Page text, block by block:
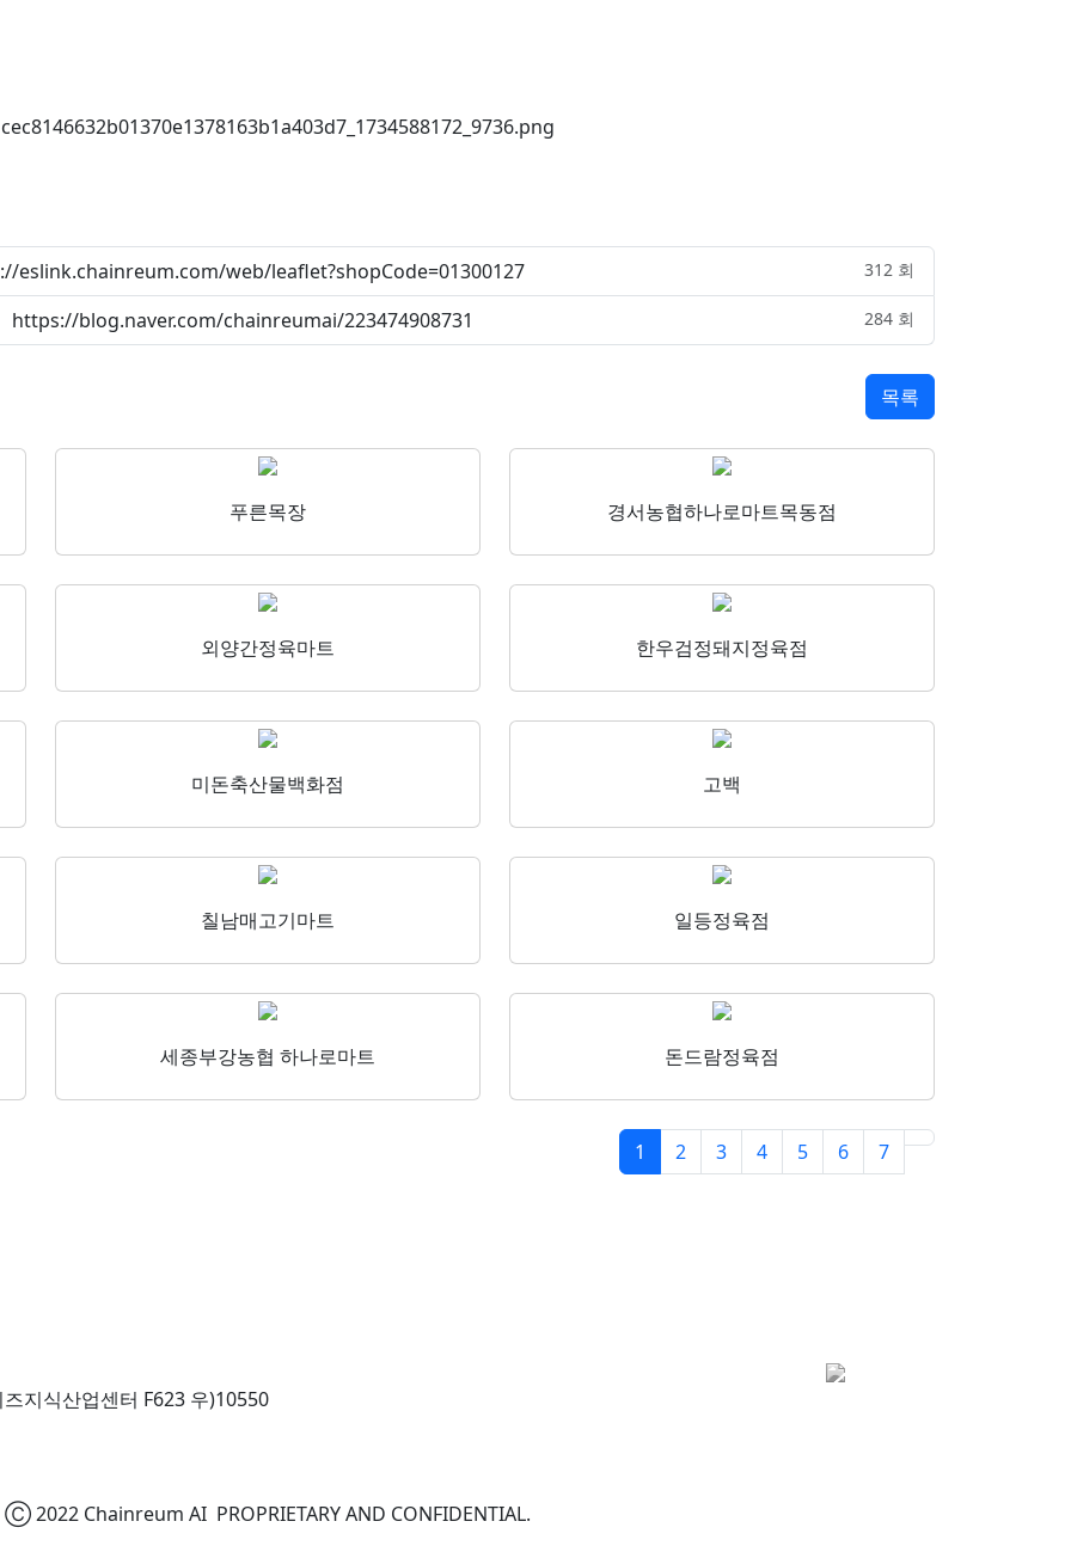
eslink.chainreum.com/web/leaflet?shopCode=01300127 312 회
https://blog.naver.com/chainreumai/223474908731 284 회
목록
푸른목장 경서농협하나로마트목동점
외양간정육마트 한우검정돼지정육점
미돈축산물백화점 고백
칠남매고기마트 일등정육점
세종부강농협 하나로마트 돈드람정육점
1 2 3 4 5 6 7
지식산업센터 F623 우)10550
Ⓒ 2022 Chainreum AI PROPRIETARY AND CONFIDENTIAL.